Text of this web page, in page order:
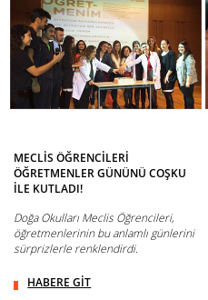
MECLİS ÖĞRENCİLERİ
ÖĞRETMENLER GÜNÜNÜ COŞKU
İLE KUTLADI!
Doğa Okulları Meclis Öğrencileri,
öğretmenlerinin bu anlamlı günlerini
sürprizlerle renklendirdi.
HABERE GİT